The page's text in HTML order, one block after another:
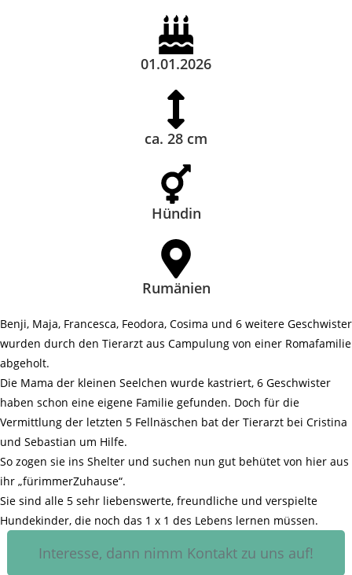
01.01.2026
ca. 28 cm
Hündin
Rumänien
Benji, Maja, Francesca, Feodora, Cosima und 6 weitere Geschwister
wurden durch den Tierarzt aus Campulung von einer Romafamilie
abgeholt.
Die Mama der kleinen Seelchen wurde kastriert, 6 Geschwister
haben schon eine eigene Familie gefunden. Doch für die
Vermittlung der letzten 5 Fellnäschen bat der Tierarzt bei Cristina
und Sebastian um Hilfe.
So zogen sie ins Shelter und suchen nun gut behütet von hier aus
ihr „fürimmerZuhause“.
Sie sind alle 5 sehr liebenswerte, freundliche und verspielte
Hundekinder, die noch das 1 x 1 des Lebens lernen müssen.
Interesse, dann nimm Kontakt zu uns auf!